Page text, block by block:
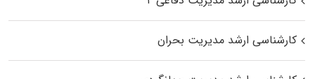
کارشناسی ارشد مدیریت بحران